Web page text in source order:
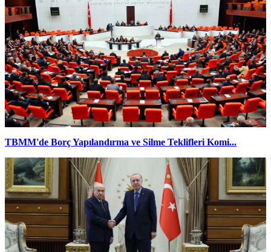
TBMM'de Borç Yapılandırma ve Silme Teklifleri Komi...